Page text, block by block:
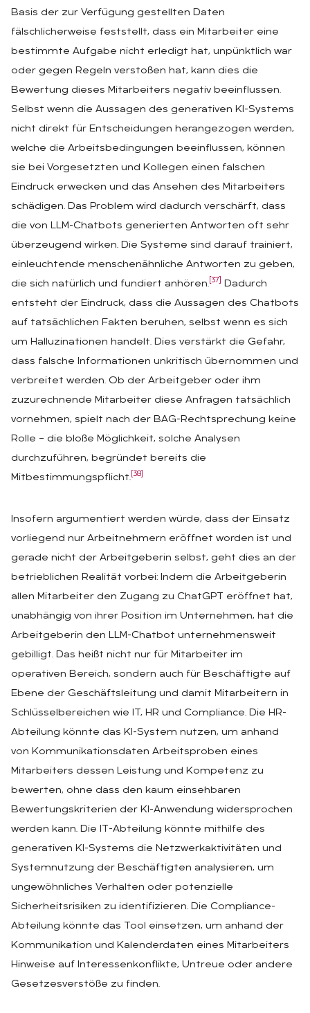
Basis der zur Verfügung gestellten Daten
fälschlicherweise feststellt, dass ein Mitarbeiter eine
bestimmte Aufgabe nicht erledigt hat, unpünktlich war
oder gegen Regeln verstoßen hat, kann dies die
Bewertung dieses Mitarbeiters negativ beeinflussen.
Selbst wenn die Aussagen des generativen KI-Systems
nicht direkt für Entscheidungen herangezogen werden,
welche die Arbeitsbedingungen beeinflussen, können
sie bei Vorgesetzten und Kollegen einen falschen
Eindruck erwecken und das Ansehen des Mitarbeiters
schädigen. Das Problem wird dadurch verschärft, dass
die von LLM-Chatbots generierten Antworten oft sehr
überzeugend wirken. Die Systeme sind darauf trainiert,
einleuchtende menschenähnliche Antworten zu geben,
die sich natürlich und fundiert anhören. [37]
Dadurch
entsteht der Eindruck, dass die Aussagen des Chatbots
auf tatsächlichen Fakten beruhen, selbst wenn es sich
um Halluzinationen handelt. Dies verstärkt die Gefahr,
dass falsche Informationen unkritisch übernommen und
verbreitet werden. Ob der Arbeitgeber oder ihm
zuzurechnende Mitarbeiter diese Anfragen tatsächlich
vornehmen, spielt nach der BAG-Rechtsprechung keine
Rolle – die bloße Möglichkeit, solche Analysen
durchzuführen, begründet bereits die
Mitbestimmungspflicht. [38]
Insofern argumentiert werden würde, dass der Einsatz
vorliegend nur Arbeitnehmern eröffnet worden ist und
gerade nicht der Arbeitgeberin selbst, geht dies an der
betrieblichen Realität vorbei: Indem die Arbeitgeberin
allen Mitarbeiter den Zugang zu ChatGPT eröffnet hat,
unabhängig von ihrer Position im Unternehmen, hat die
Arbeitgeberin den LLM-Chatbot unternehmensweit
gebilligt. Das heißt nicht nur für Mitarbeiter im
operativen Bereich, sondern auch für Beschäftigte auf
Ebene der Geschäftsleitung und damit Mitarbeitern in
Schlüsselbereichen wie IT, HR und Compliance. Die HR-
Abteilung könnte das KI-System nutzen, um anhand
von Kommunikationsdaten Arbeitsproben eines
Mitarbeiters dessen Leistung und Kompetenz zu
bewerten, ohne dass den kaum einsehbaren
Bewertungskriterien der KI-Anwendung widersprochen
werden kann. Die IT-Abteilung könnte mithilfe des
generativen KI-Systems die Netzwerkaktivitäten und
Systemnutzung der Beschäftigten analysieren, um
ungewöhnliches Verhalten oder potenzielle
Sicherheitsrisiken zu identifizieren. Die Compliance-
Abteilung könnte das Tool einsetzen, um anhand der
Kommunikation und Kalenderdaten eines Mitarbeiters
Hinweise auf Interessenkonflikte, Untreue oder andere
Gesetzesverstöße zu finden.